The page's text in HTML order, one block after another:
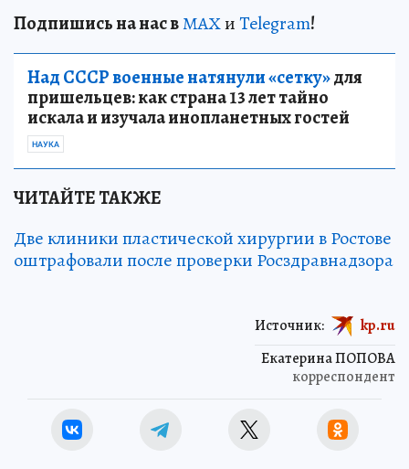
Подпишись на нас вМАХиTelegram!
Над СССР военные натянули «сетку»для
пришельцев: как страна 13 лет тайно
искала и изучала инопланетных гостей
НАУКА
ЧИТАЙТЕ ТАКЖЕ
Две клиники пластической хирургии в Ростове
оштрафовали после проверки Росздравнадзора
Екатерина ПОПОВА
корреспондент
Источник: kp.ru